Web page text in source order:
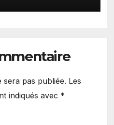
sera pas publiée. Les
indiqués avec *